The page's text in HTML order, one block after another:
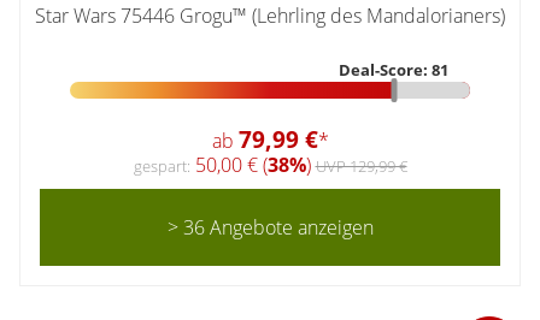
Star Wars 75446 Grogu™ (Lehrling des Mandalorianers)
Deal-Score: 81
ab 79,99 €*
gespart: 50,00 € (38%)UVP 129,99 €
> 36 Angebote anzeigen